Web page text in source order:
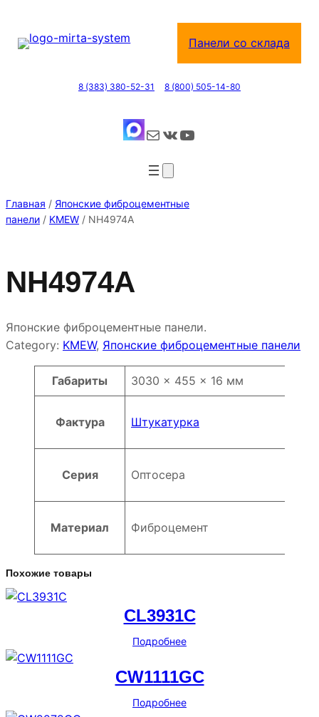
содержимому
Панели со склада
8 (383) 380-52-31 8 (800) 505-14-80
Почта ВКонтакте YouTube
Главная / Японские фиброцементные
панели / KMEW / NH4974A
NH4974A
Японские фиброцементные панели.
Category: KMEW, Японские фиброцементные панели
Атрибуты Значение
Габариты 3030 × 455 × 16 мм
Фактура Штукатурка
Серия Оптосера
Материал Фиброцемент
Похожие товары
CL3931C
Подробнее
CW1111GC
Подробнее